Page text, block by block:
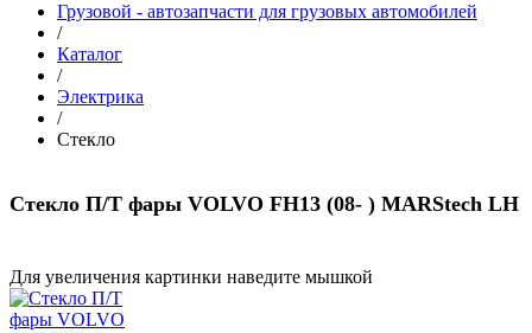
Грузовой - автозапчасти для грузовых автомобилей
/
Каталог
/
Электрика
/
Стекло
Стекло П/Т фары VOLVO FH13 (08- ) MARStech LH
Для увеличения картинки наведите мышкой